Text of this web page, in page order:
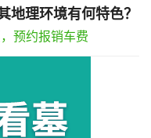
地理环境有何特色？
预约报销车费